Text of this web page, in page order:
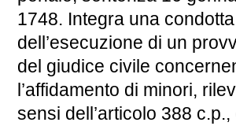
1748. Integra una
dell’esecuzione di un
del giudice civile
l’affidamento di minori,
sensi dell’articolo 388